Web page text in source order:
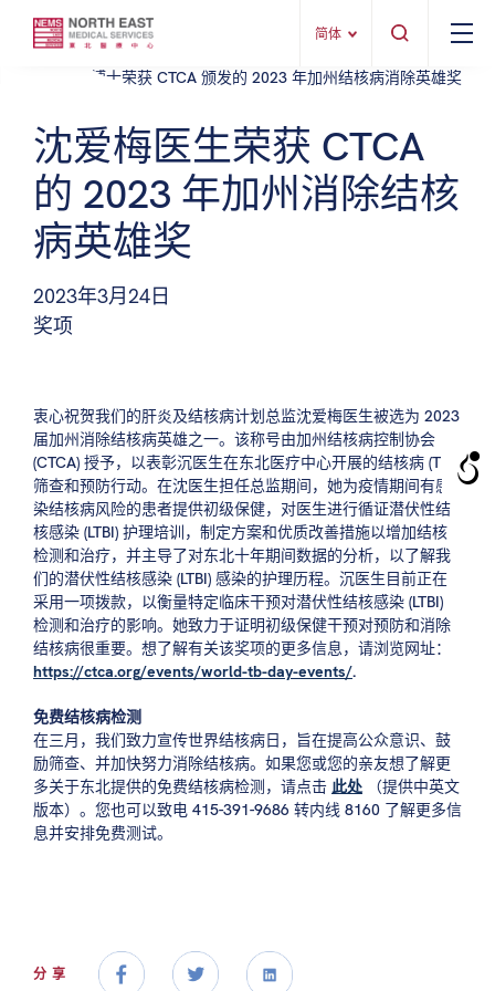
简体
沈爱梅医生荣获 CTCA
的 2023 年加州消除结核
病英雄奖
2023年3月24日
奖项
衷心祝贺我们的肝炎及结核病计划总监沈爱梅医生被选为 2023
届加州消除结核病英雄之一。该称号由加州结核病控制协会
(CTCA) 授予，以表彰沉医生在东北医疗中心开展的结核病 (TB)
筛查和预防行动。在沈医生担任总监期间，她为疫情期间有感
染结核病风险的患者提供初级保健，对医生进行循证潜伏性结
核感染 (LTBI) 护理培训，制定方案和优质改善措施以增加结核
检测和治疗，并主导了对东北十年期间数据的分析，以了解我
们的潜伏性结核感染 (LTBI) 感染的护理历程。沉医生目前正在
采用一项拨款，以衡量特定临床干预对潜伏性结核感染 (LTBI)
检测和治疗的影响。她致力于证明初级保健干预对预防和消除
结核病很重要。想了解有关该奖项的更多信息，请浏览网址：
https://ctca.org/events/world-tb-day-events/.
免费结核病检测
在三月，我们致力宣传世界结核病日，旨在提高公众意识、鼓
励筛查、并加快努力消除结核病。如果您或您的亲友想了解更
多关于东北提供的免费结核病检测，请点击 此处（提供中英文
版本）。您也可以致电 415-391-9686 转内线 8160 了解更多信
息并安排免费测试。
分享